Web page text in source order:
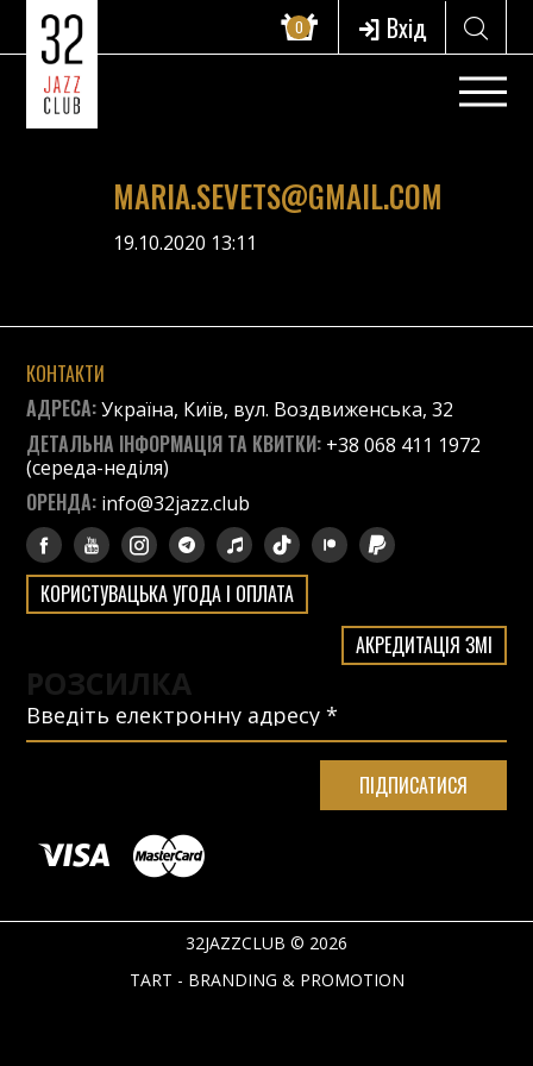
0 Вхід
MARIA.SEVETS@GMAIL.COM
19.10.2020 13:11
КОНТАКТИ
АДРЕСА:Україна, Київ, вул. Воздвиженська, 32
ДЕТАЛЬНА ІНФОРМАЦІЯ ТА КВИТКИ: +38 068 411 1972
(середа-неділя)
ОРЕНДА: info@32jazz.club
КОРИСТУВАЦЬКА УГОДА І ОПЛАТА
АКРЕДИТАЦІЯ ЗМІ
РОЗСИЛКА
32JAZZCLUB © 2026
TART - BRANDING & PROMOTION